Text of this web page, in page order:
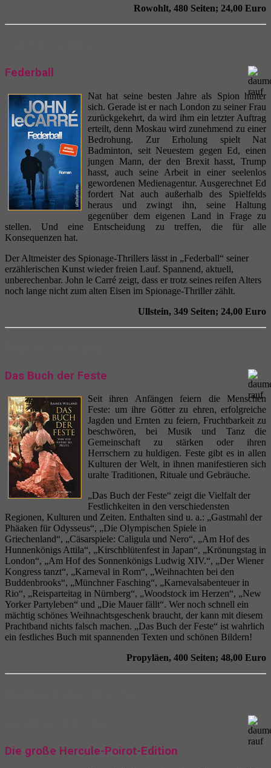
Rowohlt, 480 Seiten; 24,00 Euro
Federball
Nat hat seine besten Jahre als Spion hinter
sich. Gerade ist er nach London zu seiner Frau
zurückgekehrt, da wird ihm ein letzter Auftrag
erteilt, denn Moskau wird zunehmend zu einer
Bedrohung. Zur Erholung spielt Nat
Badminton, seit Neuestem gegen Ed, einen
jungen Mann, der den Brexit hasst, Trump
hasst, auch seine Arbeit in einer seelenlos
gewordenen Medienagentur. Ausgerechnet Ed
fordert Nat auch außerhalb des Spielfelds
heraus und zwingt ihn, seine Haltung
gegenüber dem eigenen Land in Frage zu
stellen. Und eine Entscheidung zu treffen, die für alle
Konsequenzen hat.
Der Altmeister des Spionage-Thrillers lässt in „Federball“ seiner
erzählerischen Kunst wieder freien Lauf. Spannend, aktuell,
unberechenbar. John le Carré zeigt, dass er trotz seines reifen Alters
noch lange nicht zum alten Eisen im Spionage-Thriller zählt.
Ullstein, 349 Seiten; 24,00 Euro
Das Buch der Feste
Seit ihren Anfängen feiern die Menschen
Feste: um ihre Götter zu ehren, erfolgreiche
Jagden und Ernten zu feiern, Fruchtbarkeit zu
beschwören, bei Musik und Tanz die
Gemeinschaft zu stärken oder ihren
Herrschern zu huldigen. Feste gibt es in allen
Kulturen der Welt, in ihnen manifestieren sich
uralte Traditionen, Rituale und Gebräuche.
„Das Buch der Feste“ zeigt die Vielfalt der
Festlichkeiten in den verschiedensten
Regionen, Kulturen und Zeiten. Enthalten sind u. a.: „Gastmahl der
Phäaken für Odysseus“, „Die Olympischen Spiele in
Griechenland“, „Cäsarspiele: Caligula und Nero“, „Am Hof des
Hunnenkönigs Attila“, „Kirschblütenfest in Japan“, „Krönungstag in
London“, „Am Hof des Sonnenkönigs Ludwig XIV.“, „Der Wiener
Kongress tanzt“, „Karneval in Rom“, „Weihnachten bei den
Buddenbrooks“, „Münchner Fasching“, „Karnevalsabenteuer in
Rio“, „Reisparteitag in Nürnberg“, „Woodstock im Herzen“, „New
Yorker Partyleben“ und „Die Mauer fällt“. Wer noch schnell ein
mächtig schönes Weihnachtsgeschenk braucht, der kann mit diesem
Prachtband nichts falsch machen. „Das Buch der Feste“ ist wahrlich
ein festliches Buch mit spannenden Texten und schönen Bildern!
Propyläen, 400 Seiten; 48,00 Euro
Die große Hercule-Poirot-Edition